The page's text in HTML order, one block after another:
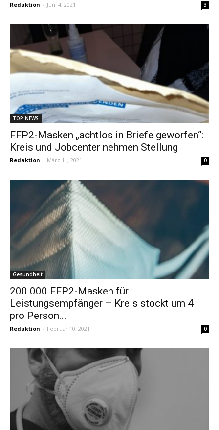
Redaktion - Juni 4, 2021 3
TOP NEWS
FFP2-Masken „achtlos in Briefe geworfen“:
Kreis und Jobcenter nehmen Stellung
Redaktion - März 11, 2021 0
Gesundheit
200.000 FFP2-Masken für
Leistungsempfänger – Kreis stockt um 4
pro Person...
Redaktion - Februar 10, 2021 0